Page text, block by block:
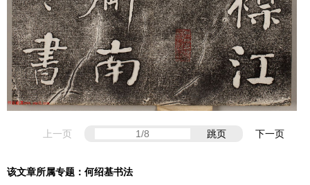
上一页 跳页 下一页
该文章所属专题： 何绍基书法